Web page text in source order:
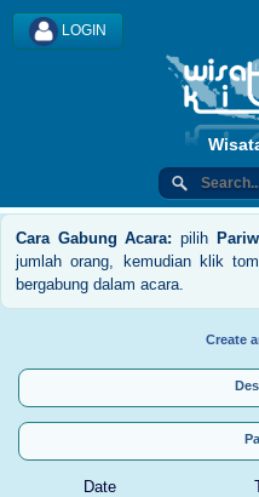
LOGIN
Cara Gabung Acara: pilih
jumlah orang, kemudian klik
bergabung dalam acara.
Create
Date